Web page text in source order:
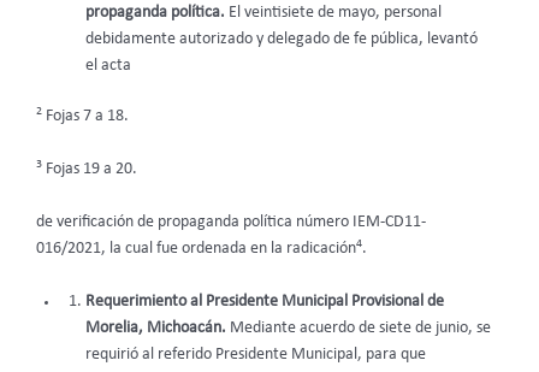
propaganda política. El veintisiete de mayo, personal
debidamente autorizado y delegado de fe pública, levantó
el acta
2 Fojas 7 a 18.
3 Fojas 19 a 20.
de verificación de propaganda política número IEM-CD11-
016/2021, la cual fue ordenada en la radicación4.
Requerimiento al Presidente Municipal Provisional de
Morelia, Michoacán. Mediante acuerdo de siete de junio, se
requirió al referido Presidente Municipal, para que